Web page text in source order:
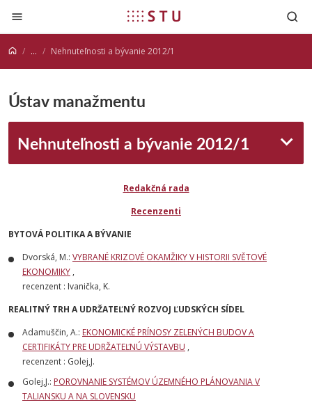
Prejsť na obsah
... Nehnuteľnosti a bývanie 2012/1
Ústav manažmentu
Nehnuteľnosti a bývanie 2012/1
Redakčná rada
Recenzenti
BYTOVÁ POLITIKA A BÝVANIE
Dvorská, M.: VYBRANÉ KRIZOVÉ OKAMŽIKY V HISTORII SVĚTOVÉ
EKONOMIKY ,
recenzent : Ivanička, K.
REALITNÝ TRH A UDRŽATEĽNÝ ROZVOJ ĽUDSKÝCH SÍDEL
Adamuščin, A.: EKONOMICKÉ PRÍNOSY ZELENÝCH BUDOV A
CERTIFIKÁTY PRE UDRŽATEĽNÚ VÝSTAVBU ,
recenzent : Golej,J.
Golej,J.: POROVNANIE SYSTÉMOV ÚZEMNÉHO PLÁNOVANIA V
TALIANSKU A NA SLOVENSKU